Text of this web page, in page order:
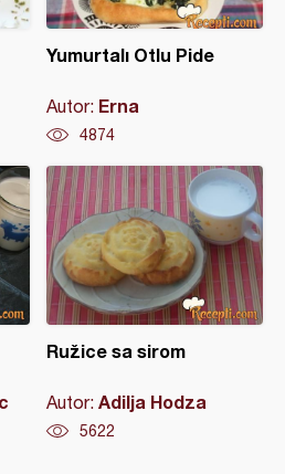
Yumurtalı Otlu Pide
Autor: Erna
4874
Ružice sa sirom
Autor: Adilja Hodza
5622